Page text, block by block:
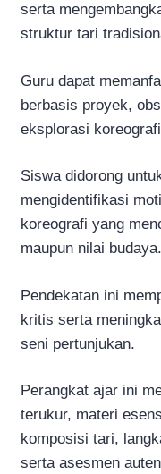
serta
struktur tari
Guru dapat
berbasis proyek,
eksplorasi
Siswa didorong
mengidentifikasi
koreografi yang
maupun nilai budaya.
Pendekatan ini
kritis serta
seni pertunjukan.
Perangkat ajar ini
terukur, materi
komposisi tari,
serta asesmen